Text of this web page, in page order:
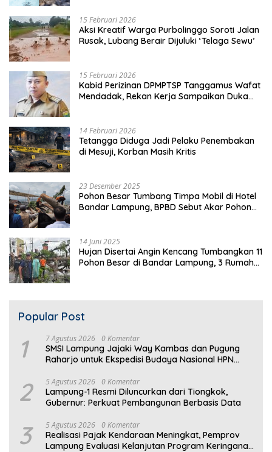
15 Februari 2026
Aksi Kreatif Warga Purbolinggo Soroti Jalan
Rusak, Lubang Berair Dijuluki ‘Telaga Sewu’
15 Februari 2026
Kabid Perizinan DPMPTSP Tanggamus Wafat
Mendadak, Rekan Kerja Sampaikan Duka
14 Februari 2026
Tetangga Diduga Jadi Pelaku Penembakan
di Mesuji, Korban Masih Kritis
23 Desember 2025
Pohon Besar Tumbang Timpa Mobil di Hotel
Bandar Lampung, BPBD Sebut Akar Pohon
14 Juni 2025
Hujan Disertai Angin Kencang Tumbangkan 11
Pohon Besar di Bandar Lampung, 3 Rumah
Popular Post
1 7 Agustus 2026 0 Komentar
SMSI Lampung Jajaki Way Kambas dan Pugung
Raharjo untuk Ekspedisi Budaya Nasional HPN
2 5 Agustus 2026 0 Komentar
Lampung-1 Resmi Diluncurkan dari Tiongkok,
Gubernur: Perkuat Pembangunan Berbasis Data
3 5 Agustus 2026 0 Komentar
Realisasi Pajak Kendaraan Meningkat, Pemprov
Lampung Evaluasi Kelanjutan Program Keringanan